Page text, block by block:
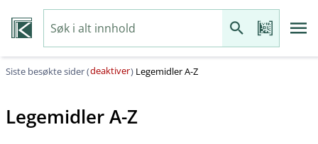
Siste besøkte sider (deaktiver) Legemidler A-Z
Legemidler A-Z